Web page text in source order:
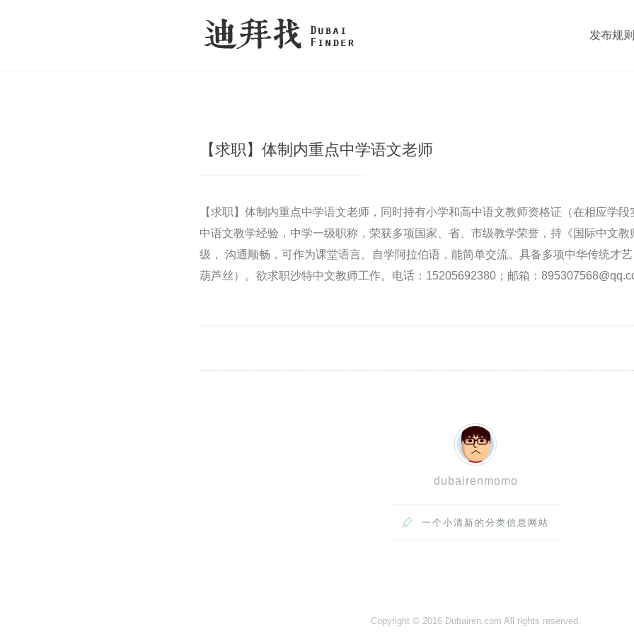
发布规则
【求职】体制内重点中学语文老师
【求职】体制内重点中学语文老师，同时持有小学和高中语文教师资格证（在相应学
中语文教学经验，中学一级职称，荣获多项国家、省、市级教学荣誉，持《国际中文教
级， 沟通顺畅，可作为课堂语言。自学阿拉伯语，能简单交流。具备多项中华传统才艺
葫芦丝）。欲求职沙特中文教师工作。电话：15205692380；邮箱：
dubairenmomo
 一个小清新的分类信息网站
Copyright © 2016 Dubairen.com All rights reserved.